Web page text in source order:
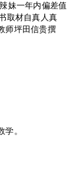
一年内偏差值
取材自真人真
师坪田信贵撰
。